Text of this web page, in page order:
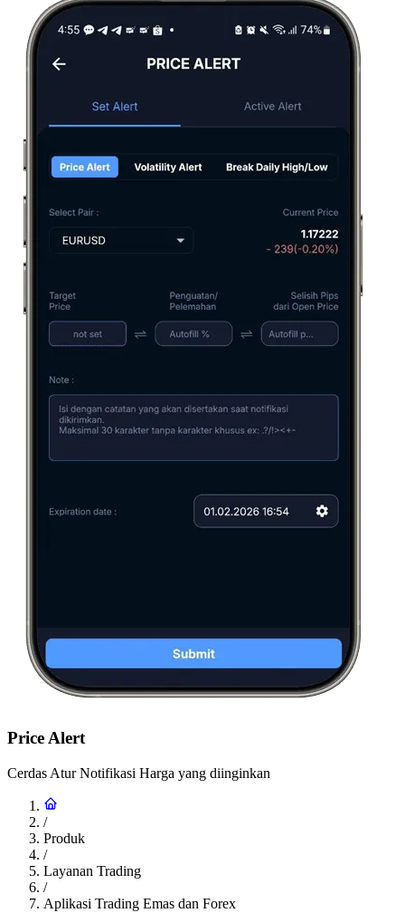
Price Alert
Cerdas Atur Notifikasi Harga yang diinginkan
/
Produk
/
Layanan Trading
/
Aplikasi Trading Emas dan Forex